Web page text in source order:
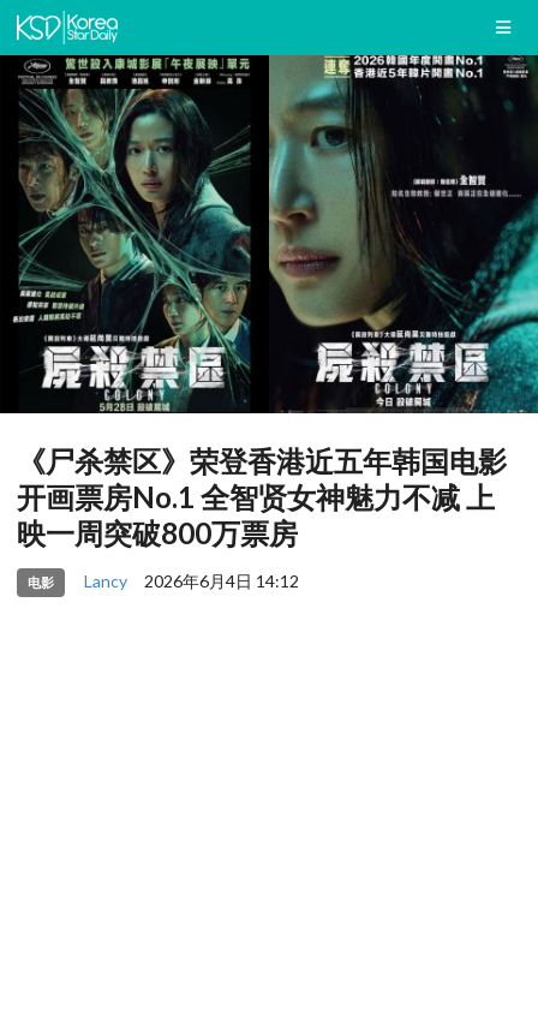
《尸杀禁区》荣登香港近五年韩国电影
开画票房No.1 全智贤女神魅力不减 上
映一周突破800万票房
电影 Lancy 2026年6月4日 14:12